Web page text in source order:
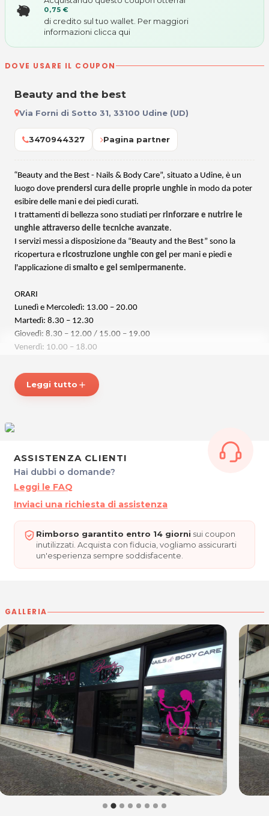
0,75 €
di credito sul tuo wallet. Per maggiori
informazioni clicca qui
DOVE USARE IL COUPON
Beauty and the best
Via Forni di Sotto 31, 33100 Udine (UD)
3470944327 Pagina partner
“Beauty and the Best - Nails & Body Care”, situato a Udine, è un
luogo dove prendersi cura delle proprie unghie in modo da poter
esibire delle mani e dei piedi curati.
I trattamenti di bellezza sono studiati per rinforzare e nutrire le
unghie attraverso delle tecniche avanzate.
I servizi messi a disposizione da “Beauty and the Best” sono la
ricopertura e ricostruzione unghie con gel per mani e piedi e
l'applicazione di smalto e gel semipermanente.
ORARI
Lunedì e Mercoledì: 13.00 – 20.00
Martedì: 8.30 – 12.30
Giovedì: 8.30 – 12.00 / 15.00 – 19.00
Venerdì: 10.00 – 18.00
BEAUTY AND THE BEST
Via Forni di Sotto, 31
Per ulteriori informazioni sull'offerta o sulle modalità di acquisto
scrivi a
posta@espevia.it
Leggi tutto add
ASSISTENZA CLIENTI
Hai dubbi o domande?
Leggi le FAQ
Inviaci una richiesta di assistenza
Rimborso garantito entro 14 giorni sui coupon
inutilizzati. Acquista con fiducia, vogliamo assicurarti
un'esperienza sempre soddisfacente.
GALLERIA